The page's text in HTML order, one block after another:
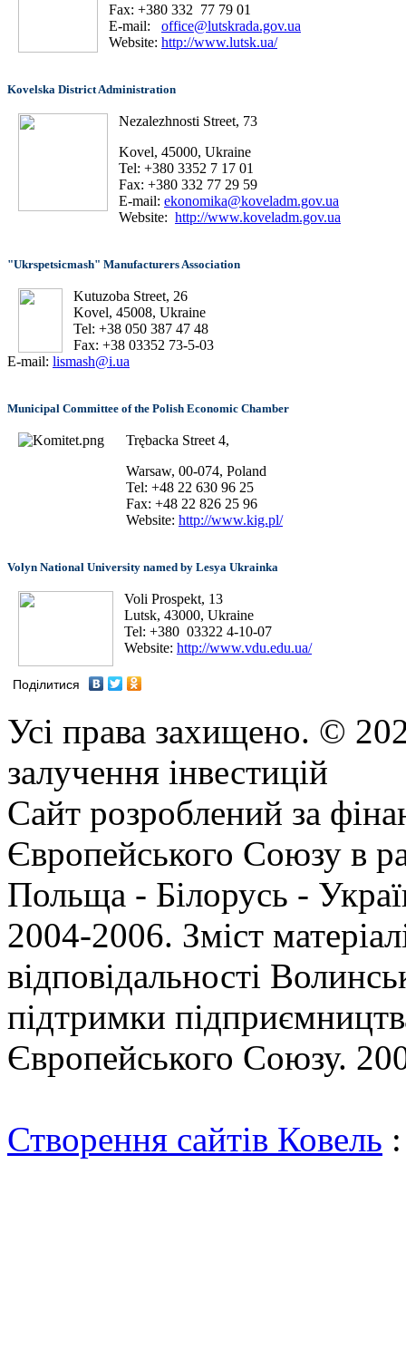
Fax: +380 332 77 79 01
E-mail: office@lutskrada.gov.ua
Website: http://www.lutsk.ua/
Kovelska District Administration
Nezalezhnosti Street, 73
Kovel, 45000, Ukraine
Tel: +380 3352 7 17 01
Fax: +380 332 77 29 59
E-mail: ekonomika@koveladm.gov.ua
Website: http://www.koveladm.gov.ua
"Ukrspetsicmash" Manufacturers Association
Kutuzoba Street, 26
Kovel, 45008, Ukraine
Tel: +38 050 387 47 48
Fax: +38 03352 73-5-03
E-mail: lismash@i.ua
Municipal Committee of the Polish Economic Chamber
Trębacka Street 4,
Warsaw, 00-074, Poland
Tel: +48 22 630 96 25
Fax: +48 22 826 25 96
Website: http://www.kig.pl/
Volyn National University named by Lesya Ukrainka
Voli Prospekt, 13
Lutsk, 43000, Ukraine
Tel: +380 03322 4-10-07
Website: http://www.vdu.edu.ua/
Поділитися
Усі права захищено. ©
залучення інвестицій
Сайт розроблений за
Європейського Союзу в
Польща - Білорусь -
2004-2006. Зміст
відповідальності
підтримки
Європейського Союзу.
Створення сайтів Ковель